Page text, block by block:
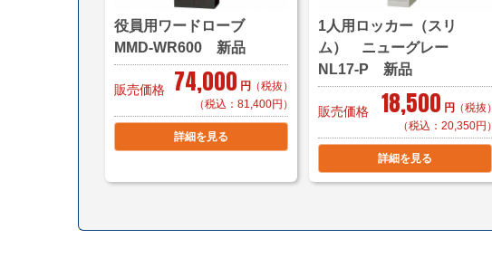
役員用ワードローブ
MMD-WR600 新品
販売価格 74,000 円 （税抜）
（税込：81,400円）
詳細を見る
1人用ロッカー（スリ
ム） ニューグレー
NL17-P 新品
販売価格 18,500 円 （税抜）
（税込：20,350円）
詳細を見る